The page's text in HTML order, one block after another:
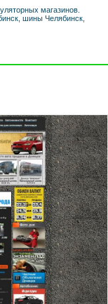
магазинов.
шины Челябинск,